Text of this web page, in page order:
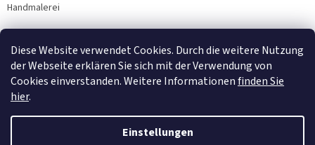
Diese Website verwendet Cookies. Durch die weitere Nutzung
der Webseite erklären Sie sich mit der Verwendung von
Cookies einverstanden. Weitere Informationenfinden Sie
hier.
Einstellungen
Handmalerei
Facebook